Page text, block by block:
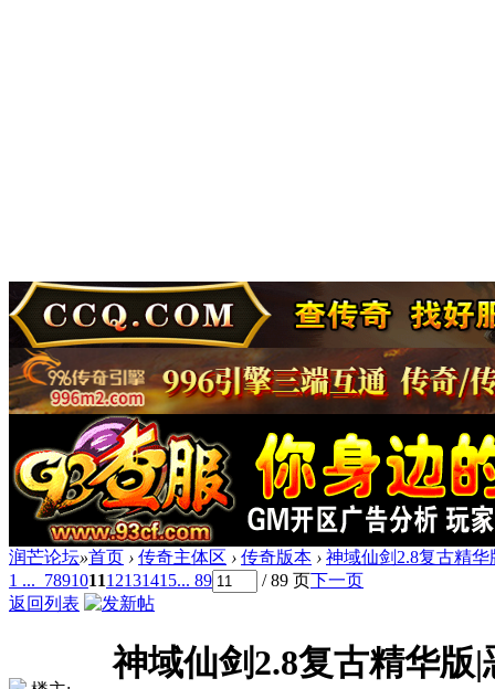
润芒论坛»首页 › 传奇主体区 › 传奇版本 › 神域仙剑2.8复古精
1 ... 789101112131415... 89 / 89 页下一页
返回列表
神域仙剑2.8复古精华版